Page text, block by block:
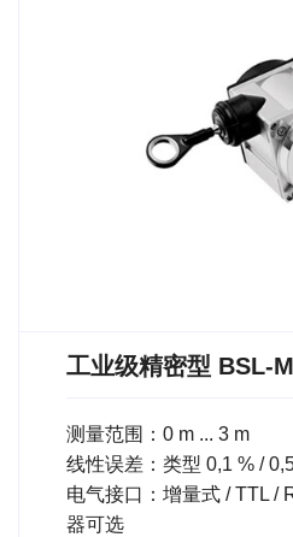
工业级精密型 BSL-
测量范围：0 m ... 3 m
线性误差：类型 0,1 % /
电气接口：增量式 / TTL /
器可选